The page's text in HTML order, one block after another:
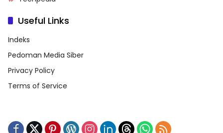
Useful Links
Indeks
Pedoman Media Siber
Privacy Policy
Terms of Service